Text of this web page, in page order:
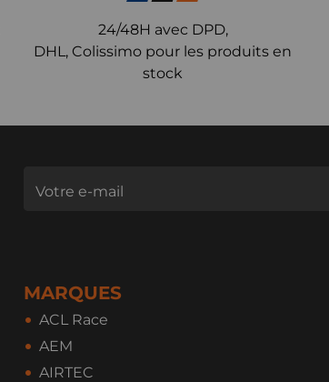
24/48H avec DPD,
DHL, Colissimo pour les produits en
stock
MARQUES
ACL Race
AEM
AIRTEC